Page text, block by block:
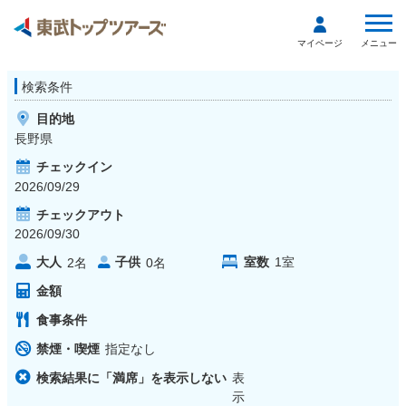
マイページ メニュー
検索条件
目的地
長野県
チェックイン
2026/09/29
チェックアウト
2026/09/30
大人 2名 子供 0名 室数 1室
金額
食事条件
禁煙・喫煙 指定なし
検索結果に「満席」を表示しない 表
示